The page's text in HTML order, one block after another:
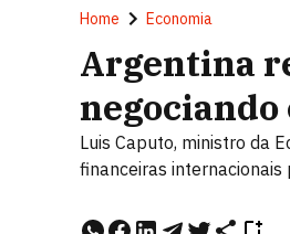
Home Economia
Argentina
negociando
Luis Caputo, ministro da
financeiras